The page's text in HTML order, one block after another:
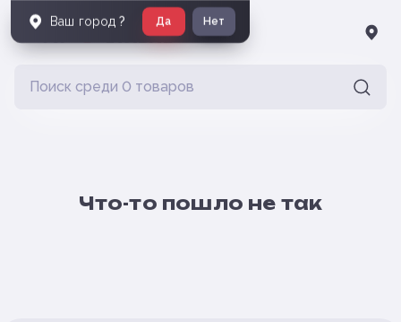
Что-то пошло не так
Ваш город ? Да Нет